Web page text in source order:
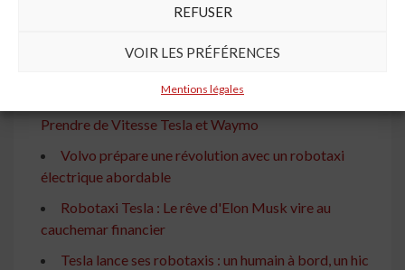
REFUSER
VOIR LES PRÉFÉRENCES
Mentions légales
Le Robotaxi de Tesla : Pas Classé Comme Voiture
Prendre de Vitesse Tesla et Waymo
Volvo prépare une révolution avec un robotaxi
électrique abordable
Robotaxi Tesla : Le rêve d'Elon Musk vire au
cauchemar financier
Tesla lance ses robotaxis : un humain à bord, un hic